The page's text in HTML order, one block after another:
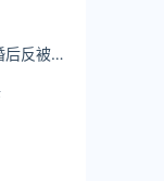
反被对